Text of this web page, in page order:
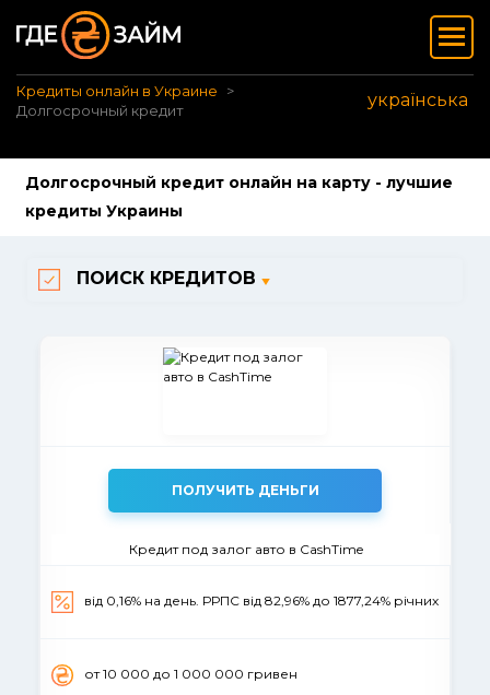
Кредиты онлайн в Украине
Долгосрочный кредит
українська
Долгосрочный кредит онлайн на карту - лучшие
кредиты Украины
ПОИСК КРЕДИТОВ
ПОЛУЧИТЬ ДЕНЬГИ
Кредит под залог авто в CashTime
від 0,16% на день. РРПС від 82,96% до 1877,24% річних
от 10 000 до 1 000 000 гривен